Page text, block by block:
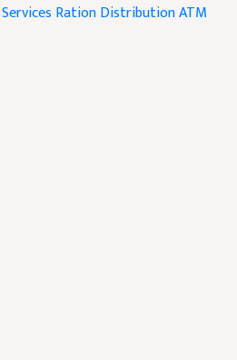
Ration DistributionATM